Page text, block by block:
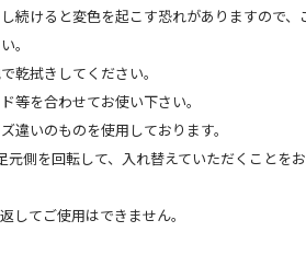
けると変色を起こす恐れがありますので、
。
乾拭きしてください。
等を合わせてお使い下さい。
いのものを使用しております。
側を回転して、入れ替えていただくことを
てご使用はできません。